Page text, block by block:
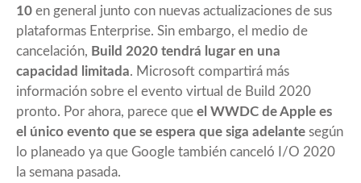
10 en general junto con nuevas actualizaciones de sus
plataformas Enterprise. Sin embargo, el medio de
cancelación, Build 2020 tendrá lugar en una
capacidad limitada. Microsoft compartirá más
información sobre el evento virtual de Build 2020
pronto. Por ahora, parece que el WWDC de Apple es
el único evento que se espera que siga adelante según
lo planeado ya que Google también canceló I/O 2020
la semana pasada.